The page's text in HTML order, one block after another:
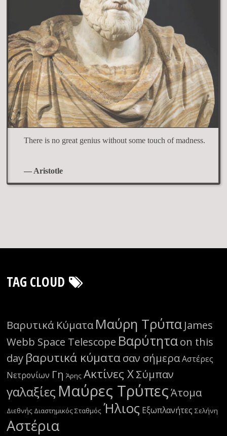
There is no great genius without some touch of madness.
— Aristotle
TAG CLOUD
Βαρυτικά Κύματα Μαύρη Τρύπα James
Webb Space Telescope Βαρύτηταon this
day βαρυτικά κύματασαν σήμερα Αστέρες
Νετρονίων Γη Άρης Ακτίνες ΧΣύμπαν
γαλαξίες Μαύρες Τρύπες Άτομα
Διεθνής Διαστημικός Σταθμός Ήλιος Εξωπλανήτες Σελήνη
Αστέρια